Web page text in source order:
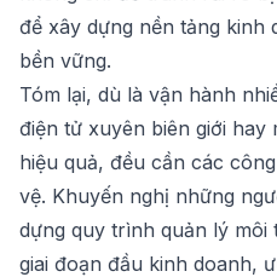
để xây dựng nền tảng kinh
bền vững.
Tóm lại, dù là vận hành
điện tử xuyên biên giới hay
hiệu quả, đều cần các
vệ. Khuyến nghị những
dựng quy trình quản lý
giai đoạn đầu kinh doanh,